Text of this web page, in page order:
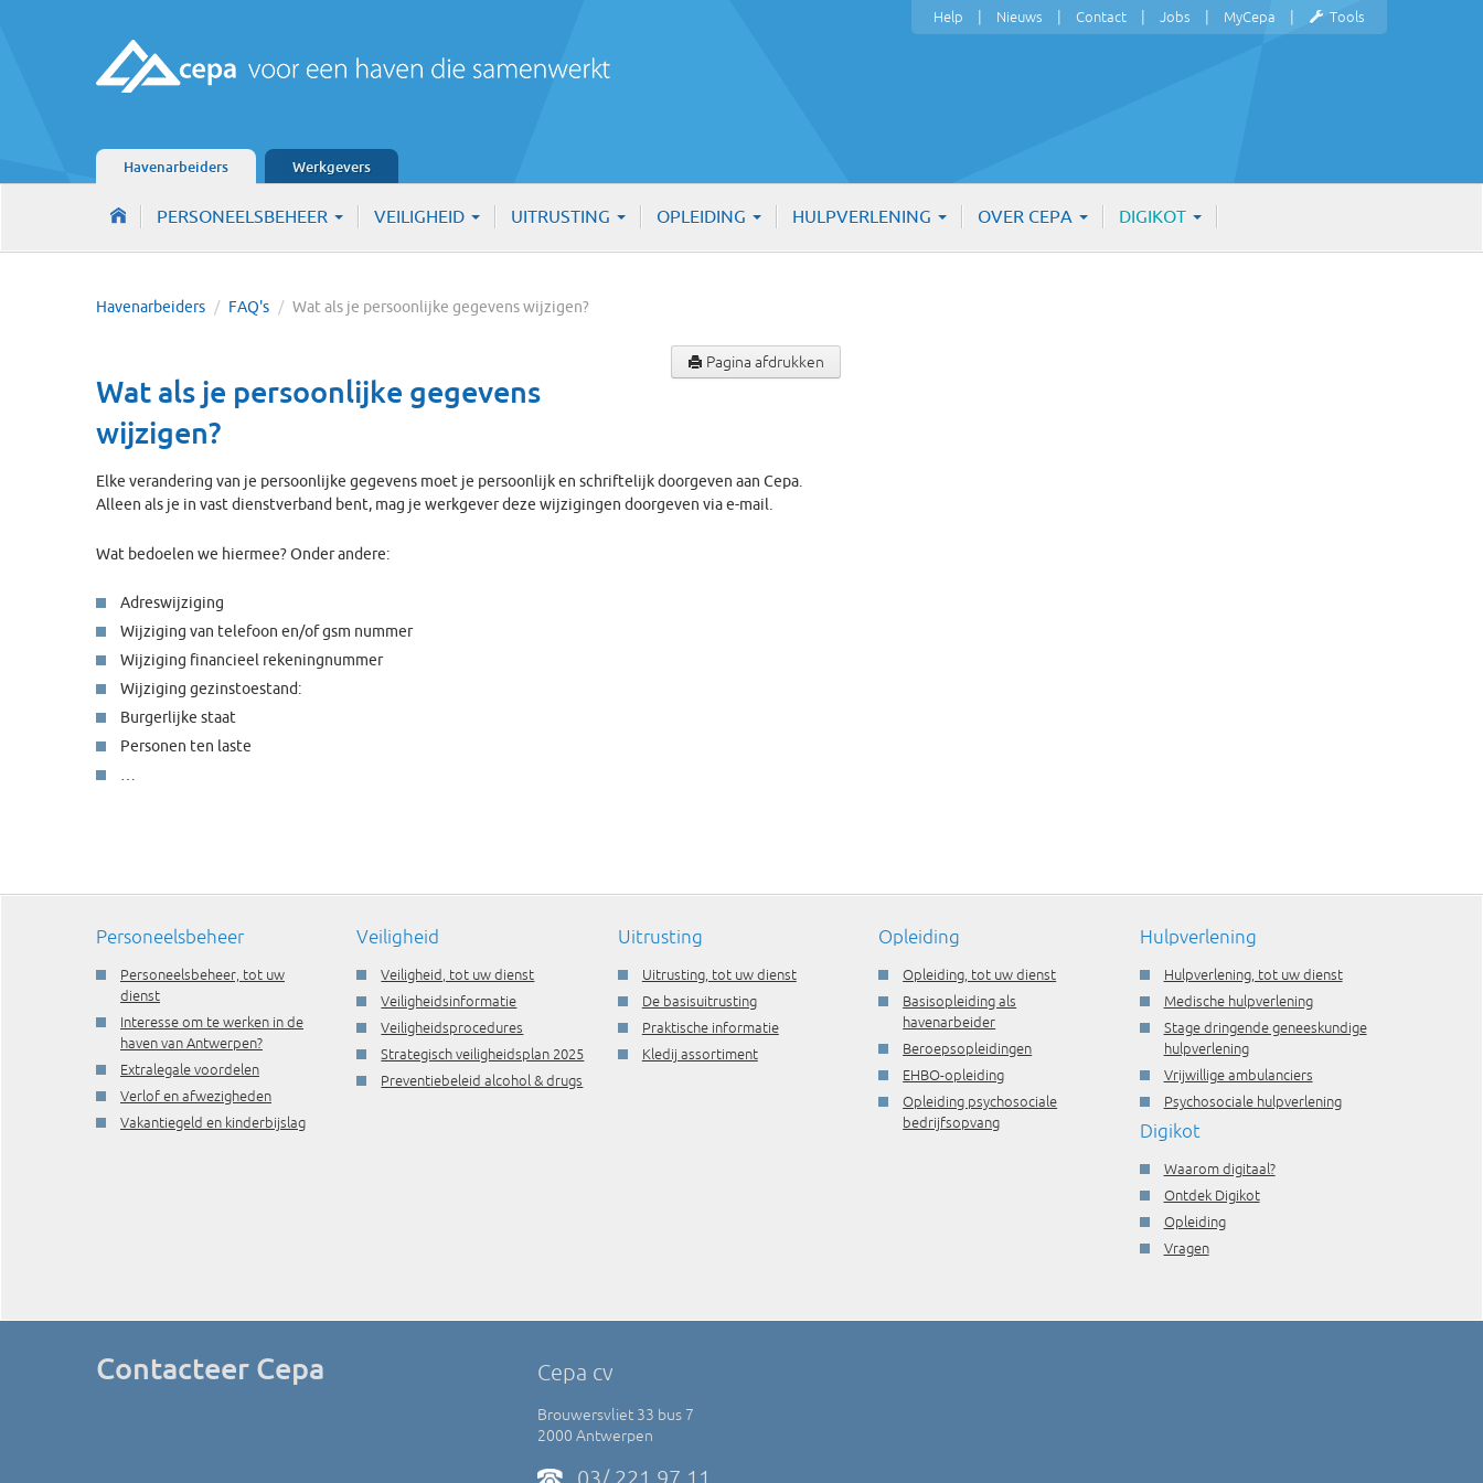
Havenarbeiders Werkgevers
Help Nieuws Contact Jobs MyCepa Tools
PERSONEELSBEHEER VEILIGHEID UITRUSTING OPLEIDING HULPVERLENING OVER CEPA DIGIKOT
Havenarbeiders / FAQ's / Wat als je persoonlijke gegevens wijzigen?
Pagina afdrukken
Wat als je persoonlijke gegevens
wijzigen?
Elke verandering van je persoonlijke gegevens moet je persoonlijk en schriftelijk doorgeven aan Cepa.
Alleen als je in vast dienstverband bent, mag je werkgever deze wijzigingen doorgeven via e-mail.
Wat bedoelen we hiermee? Onder andere:
Adreswijziging
Wijziging van telefoon en/of gsm nummer
Wijziging financieel rekeningnummer
Wijziging gezinstoestand:
Burgerlijke staat
Personen ten laste
Personeelsbeheer
Personeelsbeheer, tot uw
dienst
Interesse om te werken in de
haven van Antwerpen?
Extralegale voordelen
Verlof en afwezigheden
Vakantiegeld en kinderbijslag
Veiligheid
Veiligheid, tot uw dienst
Veiligheidsinformatie
Veiligheidsprocedures
Strategisch veiligheidsplan 2025
Preventiebeleid alcohol & drugs
Uitrusting
Uitrusting, tot uw dienst
De basisuitrusting
Praktische informatie
Kledij assortiment
Opleiding
Opleiding, tot uw dienst
Basisopleiding als
havenarbeider
Beroepsopleidingen
EHBO-opleiding
Opleiding psychosociale
bedrijfsopvang
Hulpverlening
Hulpverlening, tot uw dienst
Medische hulpverlening
Stage dringende geneeskundige
hulpverlening
Vrijwillige ambulanciers
Psychosociale hulpverlening
Digikot
Waarom digitaal?
Ontdek Digikot
Opleiding
Vragen
Contacteer Cepa Cepa cv
Brouwersvliet 33 bus 7
2000 Antwerpen